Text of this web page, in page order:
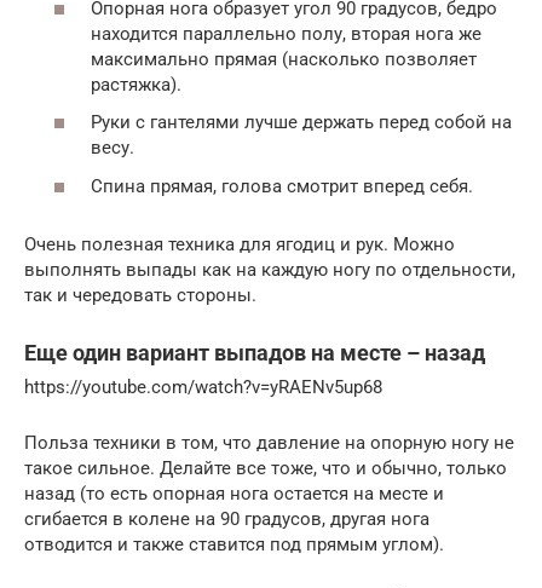
Опорная нога образует угол 90 градусов, бедро
находится параллельно полу, вторая нога же
максимально прямая (насколько позволяет
растяжка).
Руки с гантелями лучше держать перед собой на
весу.
Спина прямая, голова смотрит вперед себя.
Очень полезная техника для ягодиц и рук. Можно
выполнять выпады как на каждую ногу по отдельности,
так и чередовать стороны.
Еще один вариант выпадов на месте – назад
https://youtube.com/watch?v=yRAENv5up68
Польза техники в том, что давление на опорную ногу не
такое сильное. Делайте все тоже, что и обычно, только
назад (то есть опорная нога остается на месте и
сгибается в колене на 90 градусов, другая нога
отводится и также ставится под прямым углом).